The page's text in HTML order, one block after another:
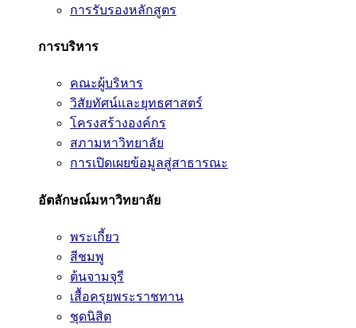
การรับรองหลักสูตร
การบริหาร
คณะผู้บริหาร
วิสัยทัศน์และยุทธศาสตร์
โครงสร้างองค์กร
สภามหาวิทยาลัย
การเปิดเผยข้อมูลสู่สาธารณะ
อัตลักษณ์มหาวิทยาลัย
พระเกี้ยว
สีชมพู
ต้นจามจุรี
เสื้อครุยพระราชทาน
ชุดนิสิต